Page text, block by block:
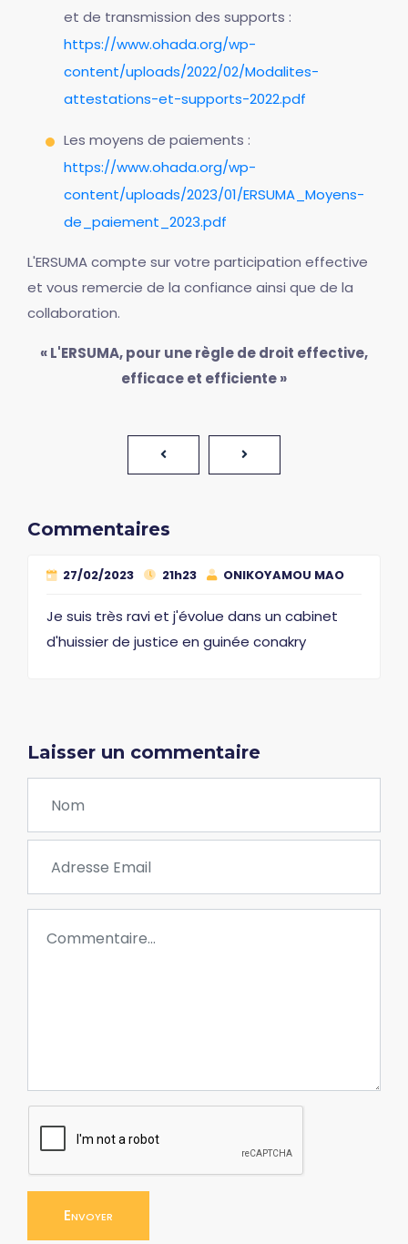
et de transmission des supports :
https://www.ohada.org/wp-
content/uploads/2022/02/Modalites-
attestations-et-supports-2022.pdf
Les moyens de paiements :
https://www.ohada.org/wp-
content/uploads/2023/01/ERSUMA_Moyens-
de_paiement_2023.pdf
L'ERSUMA compte sur votre participation effective
et vous remercie de la confiance ainsi que de la
collaboration.
« L'ERSUMA, pour une règle de droit effective,
efficace et efficiente »
Commentaires
27/02/2023 21h23 ONIKOYAMOU MAO
Je suis très ravi et j'évolue dans un cabinet
d'huissier de justice en guinée conakry
Laisser un commentaire
Envoyer